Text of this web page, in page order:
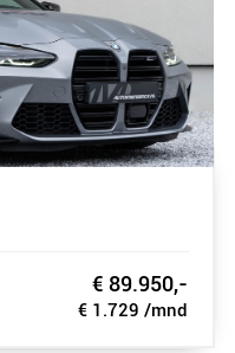
€ 89.950,-
€ 1.729 /mnd